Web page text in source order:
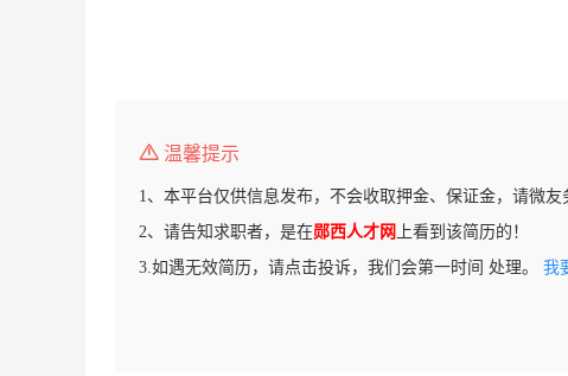
温馨提示
1、本平台仅供信息发布，不会收取押金、保证金，请微友
2、请告知求职者，是在郧西人才网 上看到该简历的！
3.如遇无效简历，请点击投诉，我们会第一时间 处理。 我